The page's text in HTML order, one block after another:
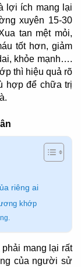
lợi ích mang lại
xuyên 15-30
tan mệt mỏi,
tốt hơn, giảm
khỏe mạnh….
thì hiệu quả rõ
hợp để chữa trị
riêng ai
khớp
mang lại rất
của người sử